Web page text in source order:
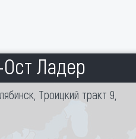
Ладер
Троицкий тракт 9,